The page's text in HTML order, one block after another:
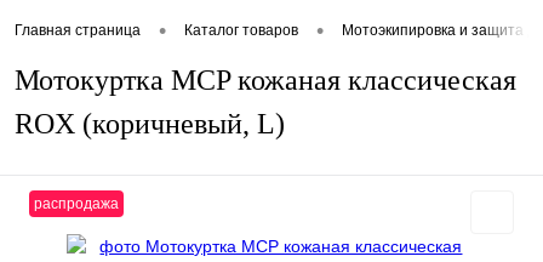
Главная страница • Каталог товаров • Мотоэкипировка и защита
Мотокуртка MCP кожаная классическая
ROX (коричневый, L)
распродажа